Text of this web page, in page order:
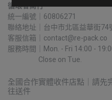
循環者商行
統一編號｜60806271
聯絡地址｜台中市北區益華街74
客服信箱｜contact@re-pack.co
服務時間｜Mon. - Fri 14:00 -
Close on Tue.
全國合作實體收件店點｜請先
往送件